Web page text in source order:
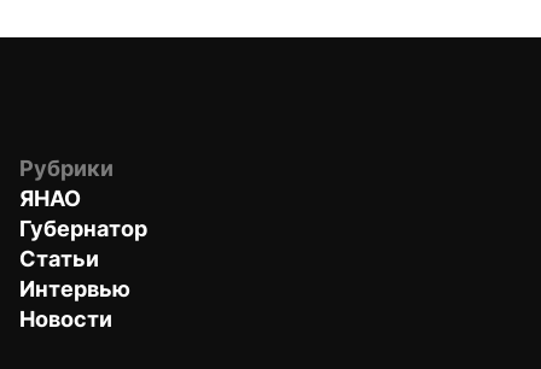
Рубрики
ЯНАО
Губернатор
Статьи
Интервью
Новости